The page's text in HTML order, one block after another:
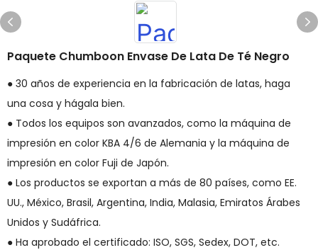
Paquete Chumboon Envase De Lata De Té Negro
● 30 años de experiencia en la fabricación de latas, haga
una cosa y hágala bien.
● Todos los equipos son avanzados, como la máquina de
impresión en color KBA 4/6 de Alemania y la máquina de
impresión en color Fuji de Japón.
● Los productos se exportan a más de 80 países, como EE.
UU., México, Brasil, Argentina, India, Malasia, Emiratos Árabes
Unidos y Sudáfrica.
● Ha aprobado el certificado: ISO, SGS, Sedex, DOT, etc.